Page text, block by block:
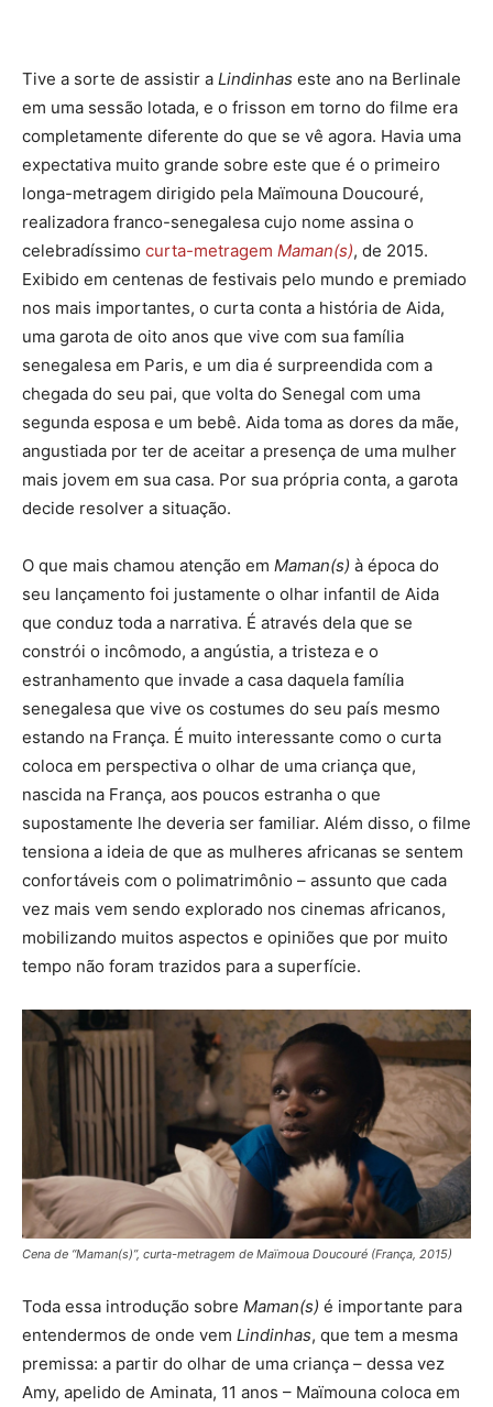
Tive a sorte de assistir a Lindinhas este ano na Berlinale
em uma sessão lotada, e o frisson em torno do filme era
completamente diferente do que se vê agora. Havia uma
expectativa muito grande sobre este que é o primeiro
longa-metragem dirigido pela Maïmouna Doucouré,
realizadora franco-senegalesa cujo nome assina o
celebradíssimo curta-metragem Maman(s), de 2015.
Exibido em centenas de festivais pelo mundo e premiado
nos mais importantes, o curta conta a história de Aida,
uma garota de oito anos que vive com sua família
senegalesa em Paris, e um dia é surpreendida com a
chegada do seu pai, que volta do Senegal com uma
segunda esposa e um bebê. Aida toma as dores da mãe,
angustiada por ter de aceitar a presença de uma mulher
mais jovem em sua casa. Por sua própria conta, a garota
decide resolver a situação.
O que mais chamou atenção em Maman(s) à época do
seu lançamento foi justamente o olhar infantil de Aida
que conduz toda a narrativa. É através dela que se
constrói o incômodo, a angústia, a tristeza e o
estranhamento que invade a casa daquela família
senegalesa que vive os costumes do seu país mesmo
estando na França. É muito interessante como o curta
coloca em perspectiva o olhar de uma criança que,
nascida na França, aos poucos estranha o que
supostamente lhe deveria ser familiar. Além disso, o filme
tensiona a ideia de que as mulheres africanas se sentem
confortáveis com o polimatrimônio – assunto que cada
vez mais vem sendo explorado nos cinemas africanos,
mobilizando muitos aspectos e opiniões que por muito
tempo não foram trazidos para a superfície.
Cena de “Maman(s)”, curta-metragem de Maïmoua Doucouré (França, 2015)
Toda essa introdução sobre Maman(s) é importante para
entendermos de onde vem Lindinhas, que tem a mesma
premissa: a partir do olhar de uma criança – dessa vez
Amy, apelido de Aminata, 11 anos – Maïmouna coloca em